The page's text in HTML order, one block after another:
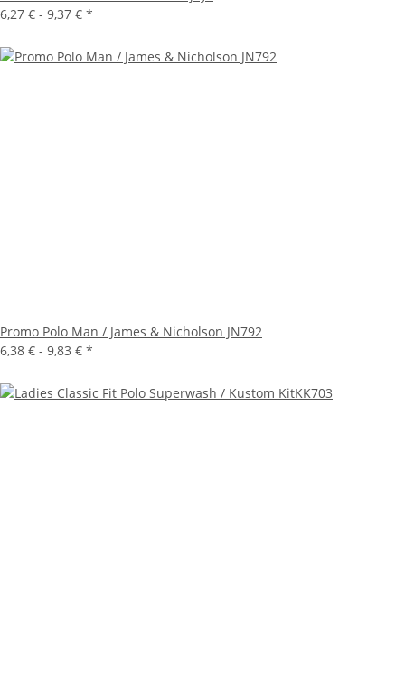
6,27 € - 9,37 € *
Promo Polo Man / James & Nicholson JN792
6,38 € - 9,83 € *